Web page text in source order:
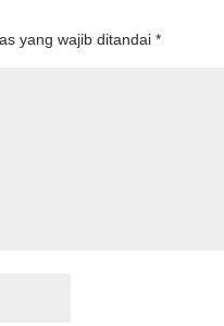
yang wajib ditandai*